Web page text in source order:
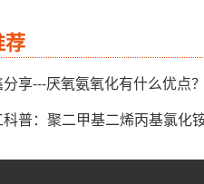
荐
享---厌氧氨氧化有什么优点？
普：聚二甲基二烯丙基氯化